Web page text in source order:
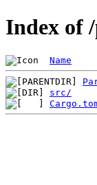
Index of
Name
src/